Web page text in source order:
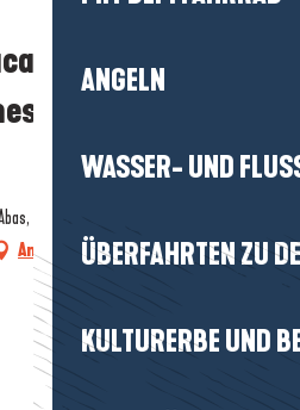
ANGELN
WASSER- UND
ÜBERFAHRTEN ZU
KULTURERBE UND
- Villa de
- Entre sel et
44740 Batz-sur-Mer
Anfahrt